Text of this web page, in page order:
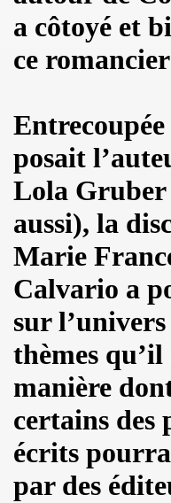
a côtoyé et
ce
posait
Lola Gruber
aussi), la
Marie
Calvario a
sur
thèmes
manière
certains des
écrits
par des
12 octobre 2023 a
2022, film de
par
"AJASPHERE" le
11 janvier 2023 et du
("Start Walkin' 1965-
concerts
13 octobre 2022 a
11 novembre 2022
le 21 mai 2022
au 11 juin 2022 a
au 4 avril 2022 a